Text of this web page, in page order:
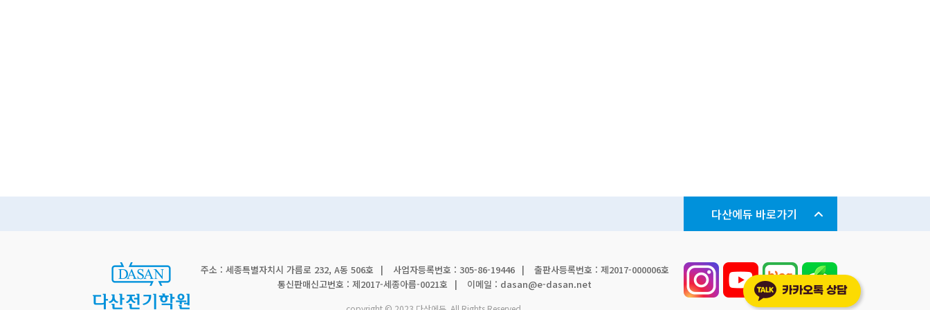
카카오톡 상담
서울지점
다산에듀 바로가기
주소 : 세종특별자치시 가름로 232, A동 506호 사업자등록번호 : 305-86-19446
출판사등록번호 : 제2017-000006호
통신판매신고번호 : 제2017-세종아름-0021호
이메일 : dasan@e-dasan.net